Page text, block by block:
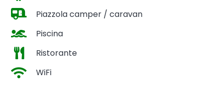
Piazzola camper / caravan
Piscina
Ristorante
WiFi